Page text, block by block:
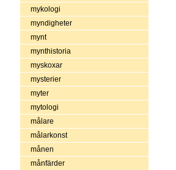
mykologi
myndigheter
mynt
mynthistoria
myskoxar
mysterier
myter
mytologi
målare
målarkonst
månen
månfärder